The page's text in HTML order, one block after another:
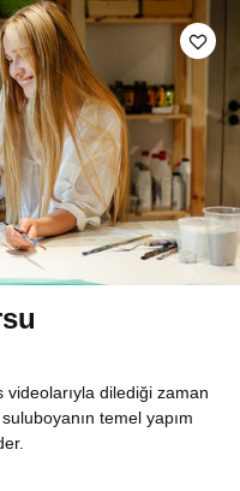
videolarıyla dilediği zaman
temel yapım